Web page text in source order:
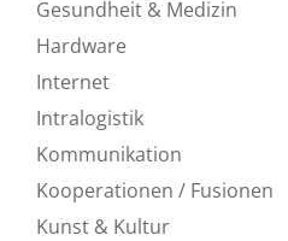
Gesundheit & Medizin
Hardware
Internet
Intralogistik
Kommunikation
Kooperationen / Fusionen
Kunst & Kultur